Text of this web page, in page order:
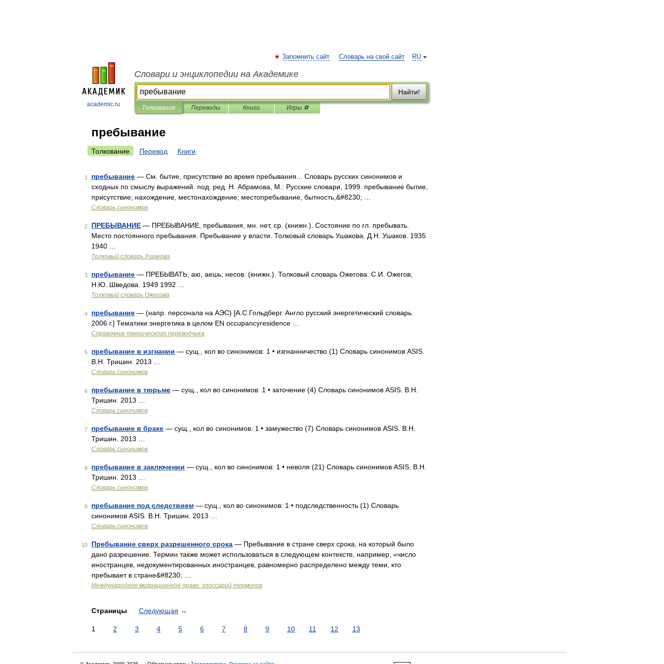
academic.ru
RU
Запомнить сайт Словарь на свой сайт
Словари и энциклопедии на Академике
Найти!
Толкования Переводы Книги Игры ⚽
пребывание
Толкование Перевод Книги
1 пребывание — См. бытие, присутствие во время пребывания... Словарь русских синонимов и
сходных по смыслу выражений. под. ред. Н. Абрамова, М.: Русские словари, 1999. пребывание бытие,
присутствие; нахождение, местонахождение; местопребывание, бытность,&#8230; …
Словарь синонимов
2 ПРЕБЫВАНИЕ — ПРЕБЫВАНИЕ, пребывания, мн. нет, ср. (книжн.). Состояние по гл. пребывать.
Место постоянного пребывания. Пребывание у власти. Толковый словарь Ушакова. Д.Н. Ушаков. 1935
1940 …
Толковый словарь Ушакова
3 пребывание — ПРЕБЫВАТЬ, аю, аешь; несов. (книжн.). Толковый словарь Ожегова. С.И. Ожегов,
Н.Ю. Шведова. 1949 1992 …
Толковый словарь Ожегова
4 пребывание — (напр. персонала на АЭС) [А.С.Гольдберг. Англо русский энергетический словарь.
2006 г.] Тематики энергетика в целом EN occupancyresidence …
Справочник технического переводчика
5 пребывание в изгнании — сущ., кол во синонимов: 1 • изгнанничество (1) Словарь синонимов ASIS.
В.Н. Тришин. 2013 …
Словарь синонимов
6 пребывание в тюрьме — сущ., кол во синонимов: 1 • заточение (4) Словарь синонимов ASIS. В.Н.
Тришин. 2013 …
Словарь синонимов
7 пребывание в браке — сущ., кол во синонимов: 1 • замужество (7) Словарь синонимов ASIS. В.Н.
Тришин. 2013 …
Словарь синонимов
8 пребывание в заключении — сущ., кол во синонимов: 1 • неволя (21) Словарь синонимов ASIS. В.Н.
Тришин. 2013 …
Словарь синонимов
9 пребывание под следствием — сущ., кол во синонимов: 1 • подследственность (1) Словарь
синонимов ASIS. В.Н. Тришин. 2013 …
Словарь синонимов
10 Пребывание сверх разрешенного срока — Пребывание в стране сверх срока, на который было
дано разрешение. Термин также может использоваться в следующем контексте, например, «число
иностранцев, недокументированных иностранцев, равномерно распределено между теми, кто
пребывает в стране&#8230; …
Международное миграционное право: глоссарий терминов
Страницы Следующая →
1 2 3 4 5 6 7 8 9 10 11 12 13